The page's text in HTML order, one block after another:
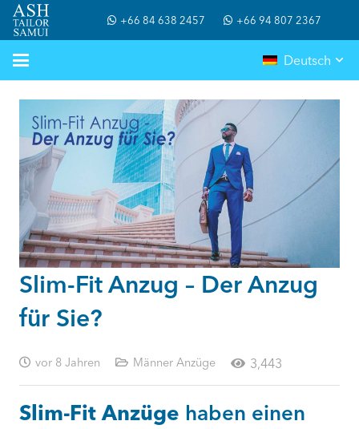
+66 84 638 2457 +66 94 807 2367
Deutsch
Slim-Fit Anzug – Der Anzug
für Sie?
vor 8 Jahren Männer Anzüge 3,443
Slim-Fit Anzüge haben einen